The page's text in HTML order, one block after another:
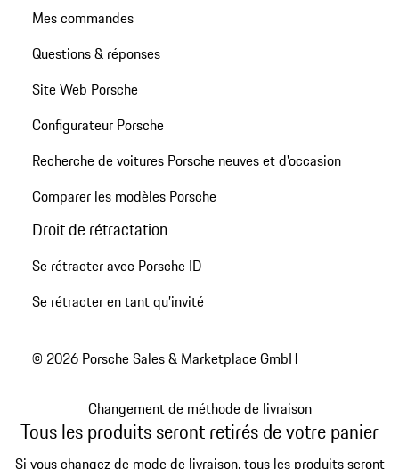
Mes commandes
Questions & réponses
Site Web Porsche
Configurateur Porsche
Recherche de voitures Porsche neuves et d'occasion
Comparer les modèles Porsche
Droit de rétractation
Se rétracter avec Porsche ID
Se rétracter en tant qu’invité
© 2026 Porsche Sales & Marketplace GmbH
Changement de méthode de livraison
Tous les produits seront retirés de votre panier
Si vous changez de mode de livraison, tous les produits seront